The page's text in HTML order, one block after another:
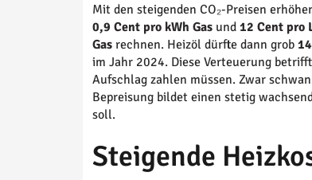
Mit den steigenden CO₂-Preisen
0,9 Cent pro kWh Gas und12 Cent pro
Gas rechnen. Heizöl dürfte dann grob
im Jahr 2024. Diese Verteuerung
Aufschlag zahlen müssen. Zwar
Bepreisung bildet einen stetig
soll.
Steigende